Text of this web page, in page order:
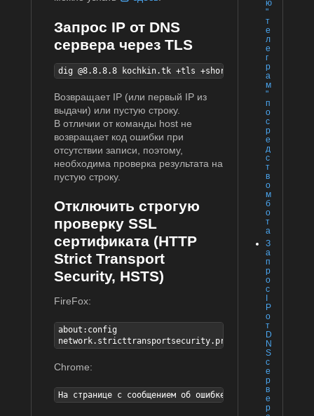
ю
"
т
е
л
е
г
р
а
м
"
п
о
с
р
е
д
с
т
в
о
м
б
о
т
а
З
а
п
р
о
с
I
P
о
т
D
N
S
с
е
р
в
е
р
Запрос IP от DNS
сервера через TLS
dig @8.8.8.8 kochkin.tk +tls +short | head -n 1
Возвращает IP (или первый IP из
выдачи) или пустую строку.
В отличии от команды host не
возвращает код ошибки при
отсутствии записи, поэтому,
необходима проверка результата на
пустую строку.
Отключить строгую
проверку SSL
сертификата (HTTP
Strict Transport
Security, HSTS)
FireFox:
about:config
network.stricttransportsecurity.preloadlist = false
Chrome:
На странице с сообщением об ошибке ввести